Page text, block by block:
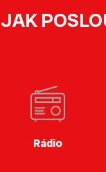
JAK
Rádio